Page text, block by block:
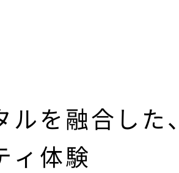
を融合した、
ィ体験